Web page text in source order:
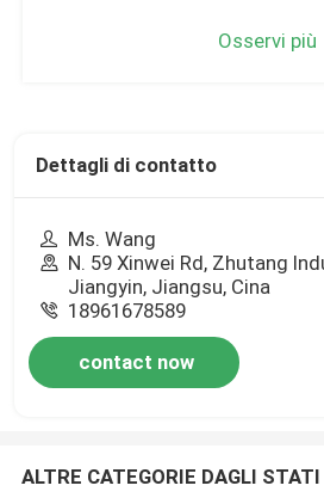
Osservi più
Dettagli di contatto
Ms. Wang
N. 59 Xinwei Rd, Zhutang
Jiangyin, Jiangsu, Cina
18961678589
contact now
ALTRE CATEGORIE DAGLI